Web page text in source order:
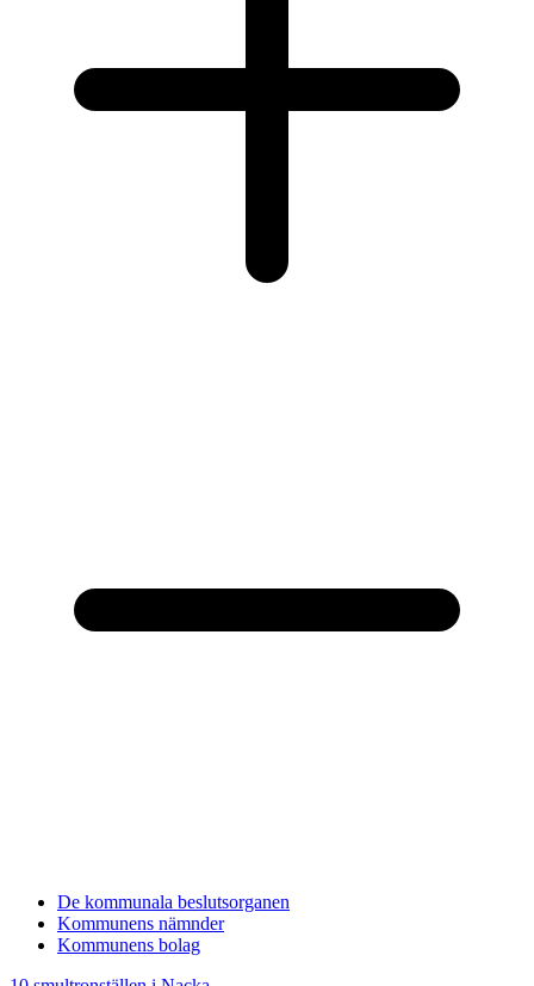
De kommunala beslutsorganen
Kommunens nämnder
Kommunens bolag